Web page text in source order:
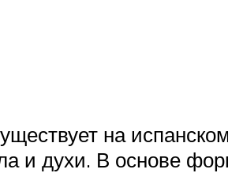
на
и духи. В основе